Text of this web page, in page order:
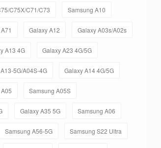
C75X/C71/C73 Samsung A10
Galaxy A12 Galaxy A03s/A02s
A13 4G Galaxy A23 4G/5G
5G/A04S-4G Galaxy A14 4G/5G
Samsung A05S
Galaxy A35 5G Samsung A06
Samsung A56-5G Samsung S22 Ultra